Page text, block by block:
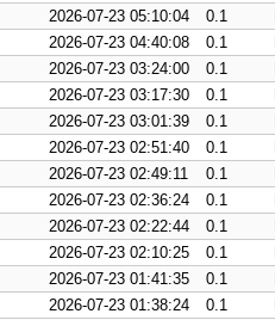
2026-07-23 05:10:04 0.1
2026-07-23 04:40:08 0.1
2026-07-23 03:24:00 0.1
2026-07-23 03:17:30 0.1
2026-07-23 03:01:39 0.1
2026-07-23 02:51:40 0.1
2026-07-23 02:49:11 0.1
2026-07-23 02:36:24 0.1
2026-07-23 02:22:44 0.1
2026-07-23 02:10:25 0.1
2026-07-23 01:41:35 0.1
2026-07-23 01:38:24 0.1